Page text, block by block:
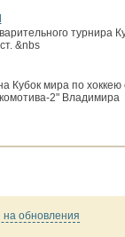
турнира
&nbs
Кубок мира по
2" Владимира
на обновления